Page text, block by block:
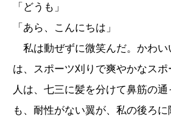
「どうも」
「あら、こんにちは」
私は動ぜずに微笑んだ。かわい
は、スポーツ刈りで爽やかなス
人は、七三に髪を分けて鼻筋の
も、耐性がない翼が、私の後ろ